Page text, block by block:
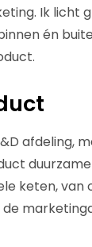
Ik
én
afdeling,
keten,